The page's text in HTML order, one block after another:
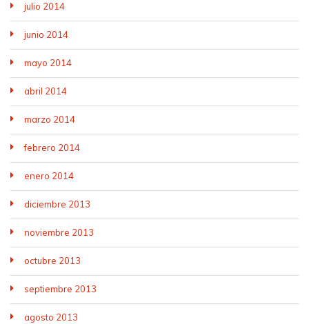
julio 2014
junio 2014
mayo 2014
abril 2014
marzo 2014
febrero 2014
enero 2014
diciembre 2013
noviembre 2013
octubre 2013
septiembre 2013
agosto 2013